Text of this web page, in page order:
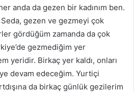
anda da gezen bir kadınım ben.
Seda, gezen ve gezmeyi çok
gördüğüm zamanda da çok
gezmediğim yer
yeridir. Birkaç yer kaldı, onları
devam edeceğim. Yurtiçi
da birkaç günlük gezilerim